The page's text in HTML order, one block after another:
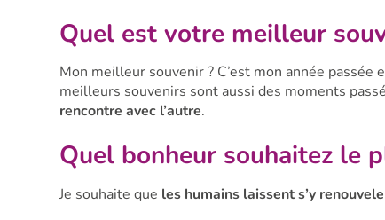
Quel est votre meilleur
Mon meilleur souvenir ? C’est mon année passée
meilleurs souvenirs sont aussi des moments
rencontre avec l’autre.
Quel bonheur souhaitez le
Je souhaite que les humains laissent s’y